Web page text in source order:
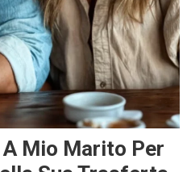
A Mio Marito Per